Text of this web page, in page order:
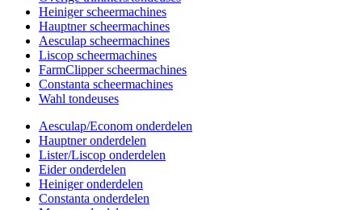
Heiniger scheermachines
Hauptner scheermachines
Aesculap scheermachines
Liscop scheermachines
FarmClipper scheermachines
Constanta scheermachines
Wahl tondeuses
Aesculap/Econom onderdelen
Hauptner onderdelen
Lister/Liscop onderdelen
Eider onderdelen
Heiniger onderdelen
Constanta onderdelen